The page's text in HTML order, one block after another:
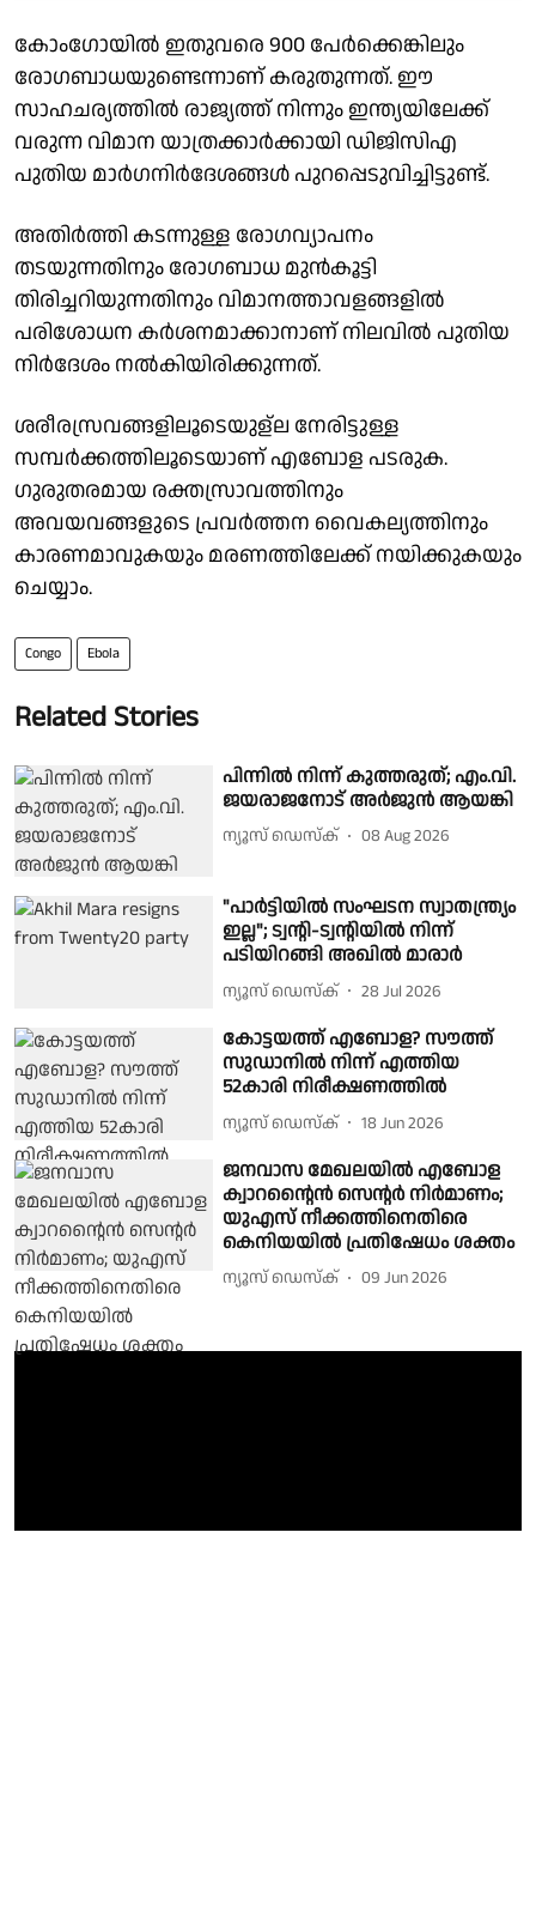
കോംഗോയില്‍ ഇതുവരെ 900 പേര്‍ക്കെങ്കിലും
രോഗബാധയുണ്ടെന്നാണ് കരുതുന്നത്. ഈ
സാഹചര്യത്തില്‍ രാജ്യത്ത് നിന്നും ഇന്ത്യയിലേക്ക്
വരുന്ന വിമാന യാത്രക്കാര്‍ക്കായി ഡിജിസിഎ
പുതിയ മാര്‍ഗനിര്‍ദേശങ്ങള്‍ പുറപ്പെടുവിച്ചിട്ടുണ്ട്.
അതിര്‍ത്തി കടന്നുള്ള രോഗവ്യാപനം
തടയുന്നതിനും രോഗബാധ മുന്‍കൂട്ടി
തിരിച്ചറിയുന്നതിനും വിമാനത്താവളങ്ങളില്‍
പരിശോധന കര്‍ശനമാക്കാനാണ് നിലവില്‍ പുതിയ
നിര്‍ദേശം നല്‍കിയിരിക്കുന്നത്.
ശരീരസ്രവങ്ങളിലൂടെയുള്‌ല നേരിട്ടുള്ള
സമ്പര്‍ക്കത്തിലൂടെയാണ് എബോള പടരുക.
ഗുരുതരമായ രക്തസ്രാവത്തിനും
അവയവങ്ങളുടെ പ്രവര്‍ത്തന വൈകല്യത്തിനും
കാരണമാവുകയും മരണത്തിലേക്ക് നയിക്കുകയും
ചെയ്യാം.
Congo Ebola
Related Stories
പിന്നിൽ നിന്ന് കുത്തരുത്; എം.വി.
ജയരാജനോട് അർജുൻ ആയങ്കി
ന്യൂസ് ഡെസ്ക് 08 Aug 2026
"പാർട്ടിയിൽ സംഘടന സ്വാതന്ത്ര്യം
ഇല്ല"; ട്വൻ്റി-ട്വൻ്റിയിൽ നിന്ന്
പടിയിറങ്ങി അഖിൽ മാരാർ
ന്യൂസ് ഡെസ്ക് 28 Jul 2026
കോട്ടയത്ത് എബോള? സൗത്ത്
സുഡാനിൽ നിന്ന് എത്തിയ
52കാരി നിരീക്ഷണത്തിൽ
ന്യൂസ് ഡെസ്ക് 18 Jun 2026
ജനവാസ മേഖലയിൽ എബോള
ക്വാറന്റൈൻ സെന്റർ നിർമാണം;
യുഎസ് നീക്കത്തിനെതിരെ
കെനിയയിൽ പ്രതിഷേധം ശക്തം
ന്യൂസ് ഡെസ്ക് 09 Jun 2026